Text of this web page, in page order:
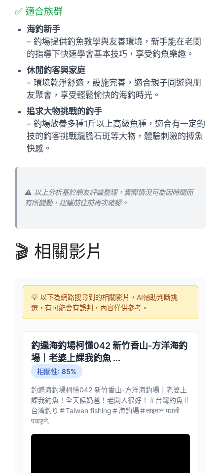
✅ 適合族群
海釣新手
– 釣場提供釣魚教學與友善環境，新手能在老闆
的指導下快速學會基本技巧，享受釣魚樂趣。
休閒釣客與家庭
– 環境乾淨舒適，設施完善，適合親子同遊與朋
友聚會，享受輕鬆愉快的海釣時光。
追求大物挑戰的釣手
– 釣場放養多種1斤以上高級魚種，適合有一定釣
技的釣客挑戰龍膽石斑等大物，體驗刺激的搏魚
快感。
⚠️ 以上分析基於網友評論整理，實際情況可能因時間而
有所變動，建議前往前再次確認。
🎬 相關影片
💡 以下為網路搜尋到的相關影片，AI輔助判斷挑
選，有可能會有誤判，內容僅供參考。
釣遍海釣場柯懂042 新竹香山-方洋海釣
場｜老婆上課我釣魚 ...
相關性: 85%
釣遍海釣場柯懂042 新竹香山-方洋海釣場｜老婆上
課我釣魚！全天候奶爸！老闆人很好！＃台灣釣魚＃
台湾釣り＃Taiwan fishing＃海釣場＃ताइवान मछली
पकड़ने.